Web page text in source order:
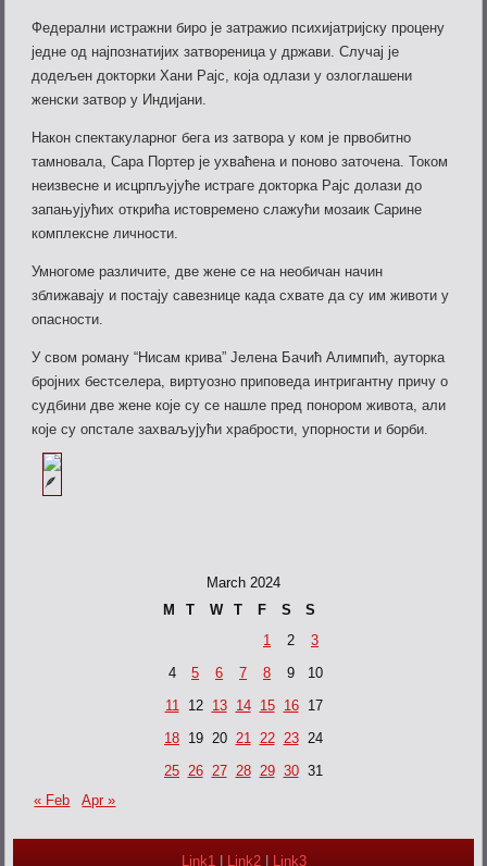
Федерални истражни биро је затражио психијатријску процену
једне од најпознатијих затвореница у држави. Случај је
додељен докторки Хани Рајс, која одлази у озлоглашени
женски затвор у Индијани.
Након спектакуларног бега из затвора у ком је првобитно
тамновала, Сара Портер је ухваћена и поново заточена. Током
неизвесне и исцрпљујуће истраге докторка Рајс долази до
запањујућих открића истовремено слажући мозаик Сарине
комплексне личности.
Умногоме различите, две жене се на необичан начин
зближавају и постају савезнице када схвате да су им животи у
опасности.
У свом роману “Нисам крива” Јелена Бачић Алимпић, ауторка
бројних бестселера, виртуозно приповеда интригантну причу о
судбини две жене које су се нашле пред понором живота, али
које су опстале захваљујући храбрости, упорности и борби.
March 2024
M
T W T F S
S
1
2
3
4
5 6 7 8 9
10
11
12 13 14 15 16
17
18 19 20 21 22 23 24
25 26 27 28 29 30 31
« Feb
Apr »
Link1 | Link2| Link3